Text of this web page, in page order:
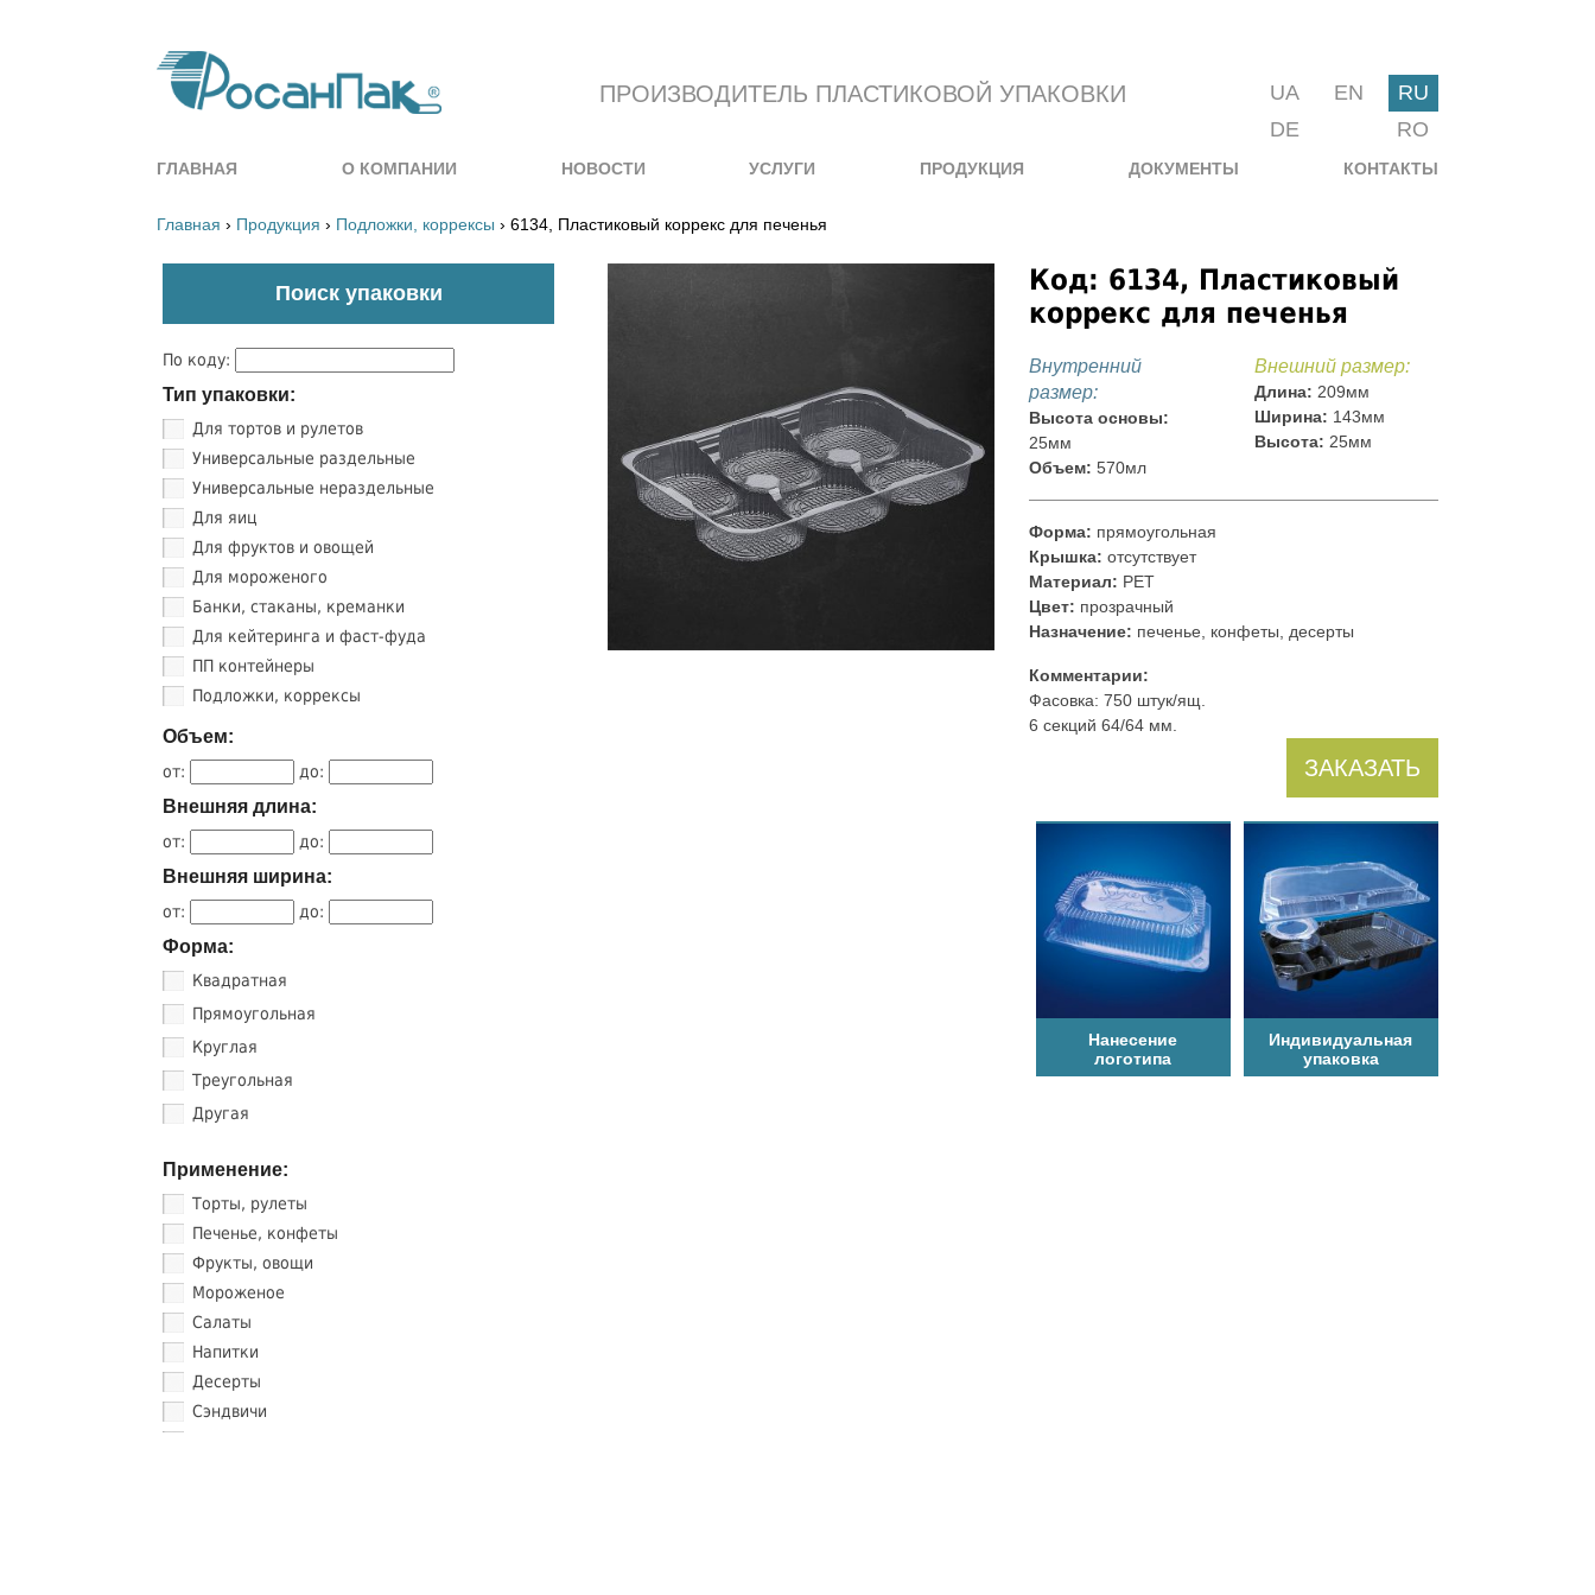
UA EN
RU
DE
RO
ПРОИЗВОДИТЕЛЬ ПЛАСТИКОВОЙ УПАКОВКИ
ГЛАВНАЯ О КОМПАНИИ НОВОСТИ УСЛУГИ ПРОДУКЦИЯ ДОКУМЕНТЫ КОНТАКТЫ
Главная › Продукция › Подложки, коррексы › 6134, Пластиковый коррекс для печенья
Код: 6134, Пластиковый
коррекс для печенья
Внутренний
размер:
Высота основы:
25мм
Объем: 570мл
Внешний размер:
Длина: 209мм
Ширина: 143мм
Высота: 25мм
Форма: прямоугольная
Крышка: отсутствует
Материал: PET
Цвет: прозрачный
Назначение: печенье, конфеты, десерты
Комментарии:
Фасовка: 750 штук/ящ.
6 секций 64/64 мм.
ЗАКАЗАТЬ
Нанесение
логотипа
Индивидуальная
упаковка
Поиск упаковки
По коду:
Тип упаковки:
Для тортов и рулетов
Универсальные раздельные
Универсальные нераздельные
Для яиц
Для фруктов и овощей
Для мороженого
Банки, стаканы, креманки
Для кейтеринга и фаст-фуда
ПП контейнеры
Подложки, коррексы
Объем:
от: до:
Внешняя длина:
от: до:
Внешняя ширина:
от: до:
Форма:
Квадратная
Прямоугольная
Круглая
Треугольная
Другая
Применение:
Торты, рулеты
Печенье, конфеты
Фрукты, овощи
Мороженое
Салаты
Напитки
Десерты
Сэндвичи